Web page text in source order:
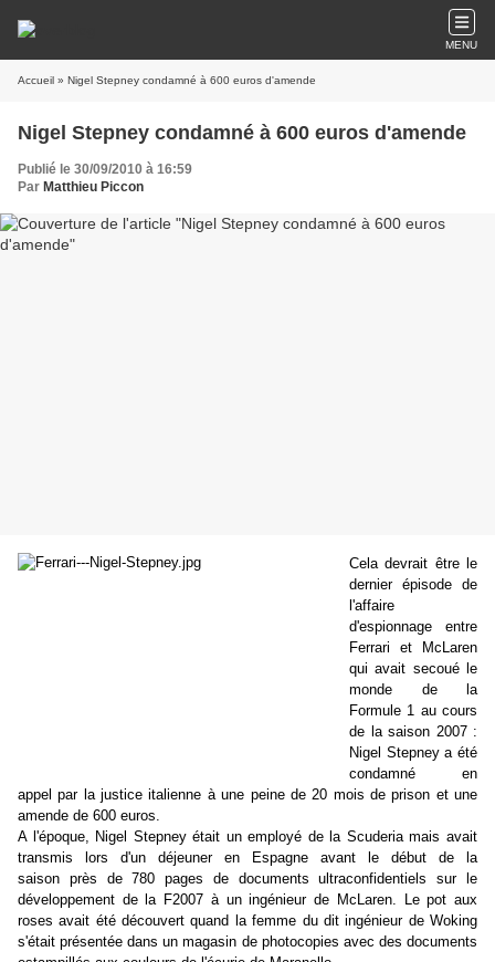
MENU
Accueil » Nigel Stepney condamné à 600 euros d'amende
Nigel Stepney condamné à 600 euros d'amende
Publié le 30/09/2010 à 16:59
Par Matthieu Piccon
Cela devrait être le
dernier épisode de
l'affaire
d'espionnage entre
Ferrari et McLaren
qui avait secoué le
monde de la
Formule 1 au cours
de la saison 2007 :
Nigel Stepney a été
condamné en
appel par la justice italienne à une peine de 20 mois de prison et une
amende de 600 euros.
A l'époque, Nigel Stepney était un employé de la Scuderia mais avait
transmis lors d'un déjeuner en Espagne avant le début de la
saison près de 780 pages de documents ultraconfidentiels sur le
développement de la F2007 à un ingénieur de McLaren. Le pot aux
roses avait été découvert quand la femme du dit ingénieur de Woking
s'était présentée dans un magasin de photocopies avec des documents